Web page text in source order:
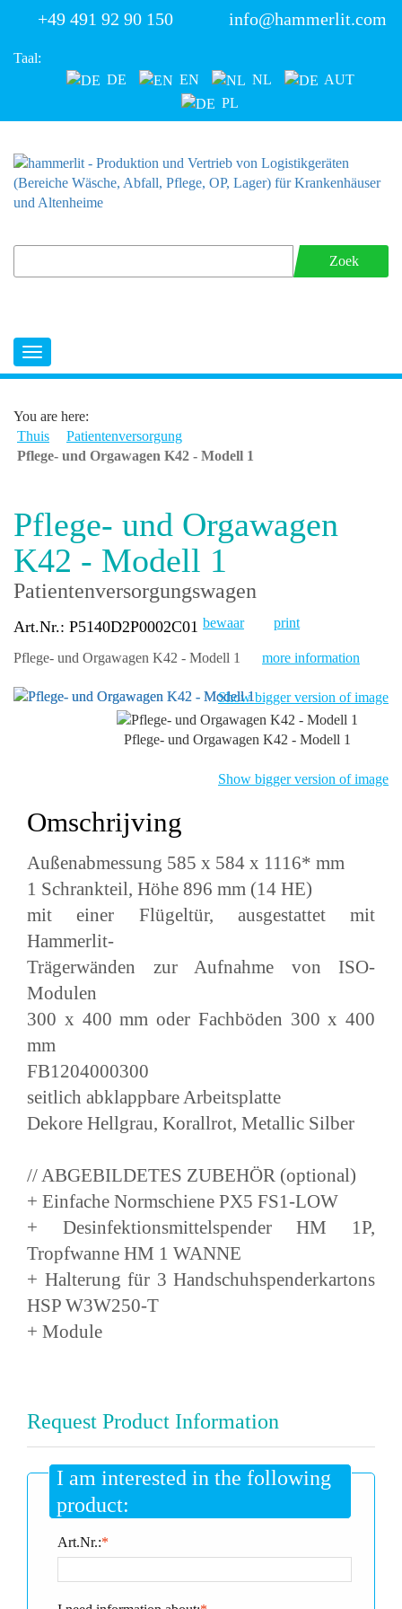
+49 491 92 90 150 info@hammerlit.com
Taal:
DE
EN NL
AUT
PL
Zoek
You are here:
Thuis
Patientenversorgung
Pflege- und Orgawagen K42 - Modell 1
Pflege- und Orgawagen
K42 - Modell 1
Patientenversorgungswagen
Art.Nr.: P5140D2P0002C01 bewaar print
Pflege- und Orgawagen K42 - Modell 1 more information
Show bigger version of image
Pflege- und Orgawagen K42 - Modell 1
Show bigger version of image
Omschrijving
Außenabmessung 585 x 584 x 1116* mm
1 Schrankteil, Höhe 896 mm (14 HE)
mit einer Flügeltür, ausgestattet mit
Hammerlit-
Trägerwänden zur Aufnahme von ISO-
Modulen
300 x 400 mm oder Fachböden 300 x 400
mm
FB1204000300
seitlich abklappbare Arbeitsplatte
Dekore Hellgrau, Korallrot, Metallic Silber
// ABGEBILDETES ZUBEHÖR (optional)
+ Einfache Normschiene PX5 FS1-LOW
+ Desinfektionsmittelspender HM 1P,
Tropfwanne HM 1 WANNE
+ Halterung für 3 Handschuhspenderkartons
HSP W3W250-T
+ Module
Request Product Information
I am interested in the following
product:
*
Art.Nr.: